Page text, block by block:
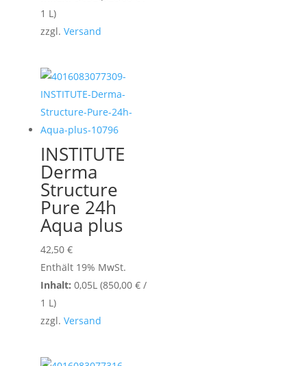
1 L)
zzgl. Versand
INSTITUTE
Derma
Structure
Pure 24h
Aqua plus
42,50 €
Enthält 19% MwSt.
Inhalt: 0,05L (850,00 €/
1 L)
zzgl. Versand